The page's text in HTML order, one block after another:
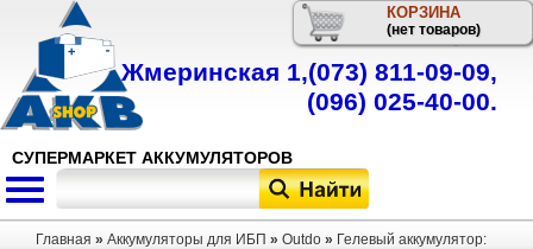
КОРЗИНА
(нет товаров)
СУПЕРМАРКЕТ АККУМУЛЯТОРОВ
Телефон
Жмеринская 1,(073) 811-09-09,
(096) 025-40-00.
Главная » Аккумуляторы для ИБП » Outdo » Гелевый аккумулятор: